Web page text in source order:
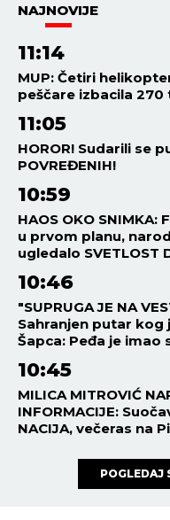
NAJNOVIJE
11:14
MUP: Četiri
peščare izbacila 270
11:05
HOROR! Sudarili se
POVREĐENIH!
10:59
HAOS OKO
u prvom planu,
ugledalo SVETLOST
10:46
"SUPRUGA JE NA
Sahranjen putar kog
Šapca: Peđa je imao
10:45
MILICA MITROVIĆ
INFORMACIJE:
NACIJA, večeras na
POGLEDAJ